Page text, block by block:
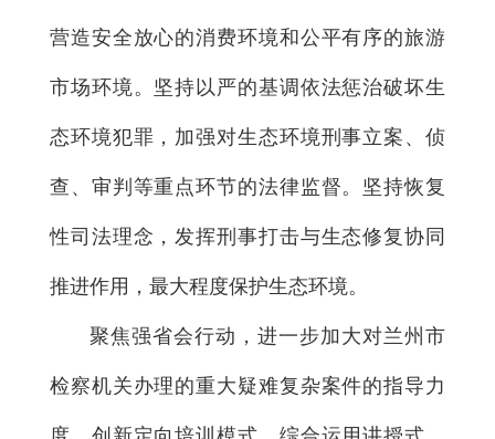
营造安全放心的消费环境和公平有序的旅游
市场环境。坚持以严的基调依法惩治破坏生
态环境犯罪，加强对生态环境刑事立案、侦
查、审判等重点环节的法律监督。坚持恢复
性司法理念，发挥刑事打击与生态修复协同
推进作用，最大程度保护生态环境。
聚焦强省会行动，进一步加大对兰州市
检察机关办理的重大疑难复杂案件的指导力